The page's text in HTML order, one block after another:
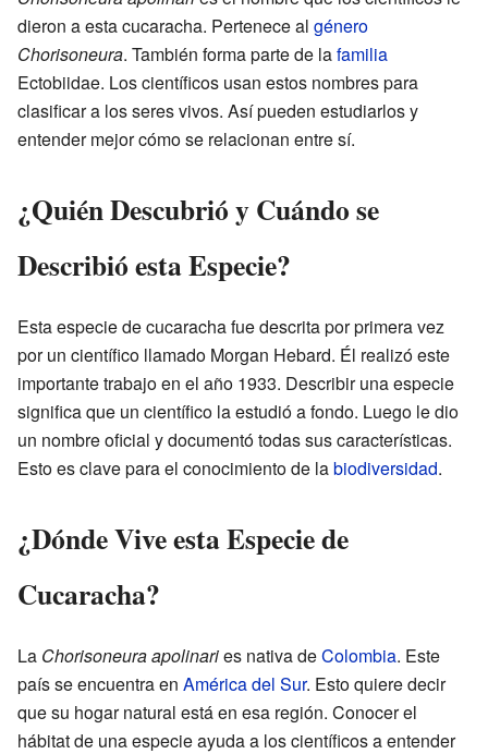
dieron a esta cucaracha. Pertenece al género
Chorisoneura. También forma parte de lafamilia
Ectobiidae. Los científicos usan estos nombres para
clasificar a los seres vivos. Así pueden estudiarlos y
entender mejor cómo se relacionan entre sí.
¿Quién Descubrió y Cuándo se
Describió esta Especie?
Esta especie de cucaracha fue descrita por primera vez
por un científico llamado Morgan Hebard. Él realizó este
importante trabajo en el año 1933. Describir una especie
significa que un científico la estudió a fondo. Luego le dio
un nombre oficial y documentó todas sus características.
Esto es clave para el conocimiento de labiodiversidad.
¿Dónde Vive esta Especie de
Cucaracha?
La Chorisoneura apolinaries nativa deColombia. Este
país se encuentra en América del Sur. Esto quiere decir
que su hogar natural está en esa región. Conocer el
hábitat de una especie ayuda a los científicos a entender